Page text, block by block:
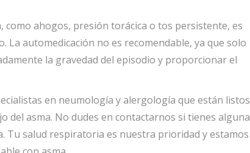
como ahogos, presión torácica o tos persistente, es
La automedicación no es recomendable, ya que solo
la gravedad del episodio y proporcionar el
en neumología y alergología que están listos
del asma. No dudes en contactarnos si tienes alguna
Tu salud respiratoria es nuestra prioridad y estamos